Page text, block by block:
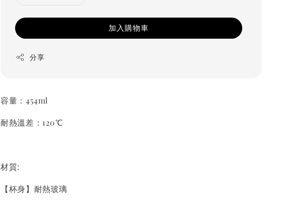
加入購物車
分享
容量：454ml
耐熱溫差：120℃
材質:
【杯身】耐熱玻璃